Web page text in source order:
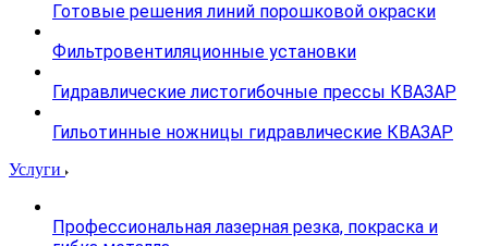
Готовые решения линий порошковой окраски
Фильтровентиляционные установки
Гидравлические листогибочные прессы КВАЗАР
Гильотинные ножницы гидравлические КВАЗАР
Услуги
Профессиональная лазерная резка, покраска и